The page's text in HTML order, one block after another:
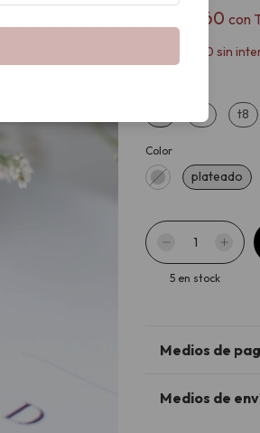
$453.060 con
$83.900 sin
t8
Color
plateado
5 en stock
Medios de
Medios de